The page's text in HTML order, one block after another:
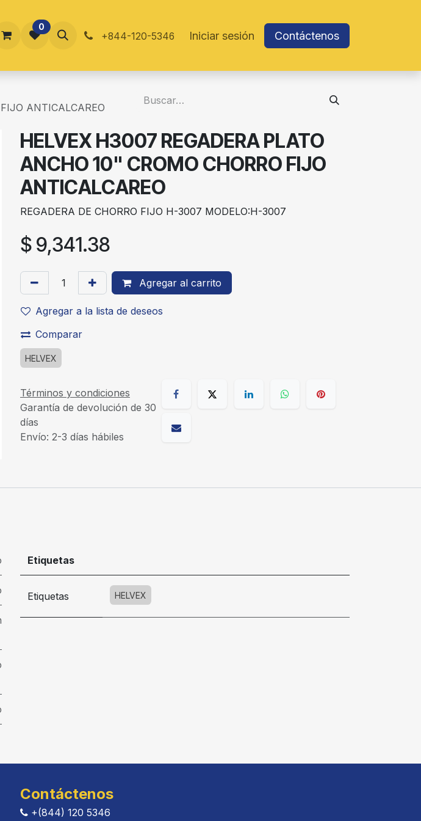
En Tienda Foro
0
+844-120-5346 Iniciar sesión Contáctenos
ANTICALCAREO
HELVEX H3007 REGADERA PLATO
ANCHO 10" CROMO CHORRO FIJO
ANTICALCAREO
REGADERA DE CHORRO FIJO H-3007 MODELO:H-3007
$ 9,341.38
Agregar al carrito
Agregar a la lista de deseos
Comparar
HELVEX
Términos y condiciones
Garantía de devolución de 30
días
Envío: 2-3 días hábiles
Etiquetas
Etiquetas HELVEX
Contáctenos
+(844) 120 5346